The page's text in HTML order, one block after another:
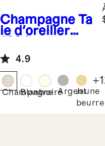
Champagne Ta
ie d'oreiller
mûrier
4.9
Champagne
BlancIvoireArgentJaune
beurre
+